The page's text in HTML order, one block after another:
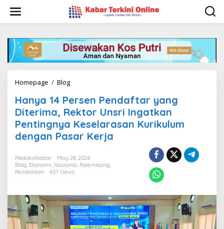
i
Homepage / Blog
n
y
a
4
e
r
s
P
e
n
d
Hanya 14 Persen Pendaftar yang
Diterima, Rektor Unsri Ingatkan
Pentingnya Keselarasan Kurikulum
dengan Pasar Kerja
Redaksikabar
May 28, 2026
Blog, Ekonomi, Nasional, Palembang,
Pendidikan
651 Views